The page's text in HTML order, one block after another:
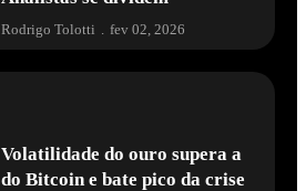
Rodrigo Tolotti fev 02, 2026
Volatilidade do ouro supera a
do Bitcoin e bate pico da crise